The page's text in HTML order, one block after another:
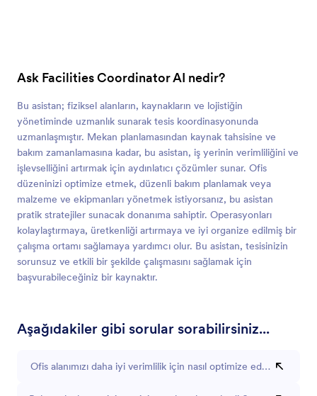
Ask Facilities Coordinator AI nedir?
Bu asistan; fiziksel alanların, kaynakların ve lojistiğin
yönetiminde uzmanlık sunarak tesis koordinasyonunda
uzmanlaşmıştır. Mekan planlamasından kaynak tahsisine ve
bakım zamanlamasına kadar, bu asistan, iş yerinin verimliliğini ve
işlevselliğini artırmak için aydınlatıcı çözümler sunar. Ofis
düzeninizi optimize etmek, düzenli bakım planlamak veya
malzeme ve ekipmanları yönetmek istiyorsanız, bu asistan
pratik stratejiler sunacak donanıma sahiptir. Operasyonları
kolaylaştırmaya, üretkenliği artırmaya ve iyi organize edilmiş bir
çalışma ortamı sağlamaya yardımcı olur. Bu asistan, tesisinizin
sorunsuz ve etkili bir şekilde çalışmasını sağlamak için
başvurabileceğiniz bir kaynaktır.
Aşağıdakiler gibi sorular sorabilirsiniz...
Ofis alanımızı daha iyi verimlilik için nasıl optimize edebilirim?